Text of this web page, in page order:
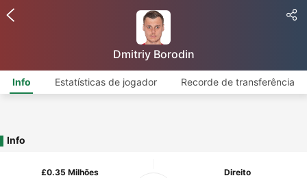
Dmitriy Borodin
Info Estatísticas de jogador Recorde de transferência
Info
£0.35 Milhões Direito